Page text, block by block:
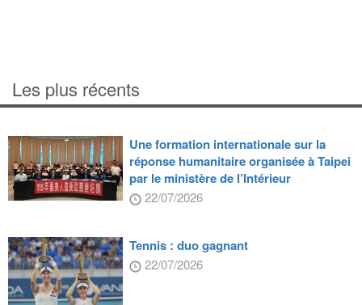
Les plus récents
Une formation internationale sur la
réponse humanitaire organisée à Taipei
par le ministère de l’Intérieur
22/07/2026
Tennis : duo gagnant
22/07/2026